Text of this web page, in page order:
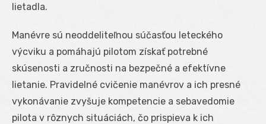
lietadla.
Manévre sú neoddeliteľnou súčasťou leteckého
výcviku a pomáhajú pilotom získať potrebné
skúsenosti a zručnosti na bezpečné a efektívne
lietanie. Pravidelné cvičenie manévrov a ich presné
vykonávanie zvyšuje kompetencie a sebavedomie
pilota v rôznych situáciách, čo prispieva k ich